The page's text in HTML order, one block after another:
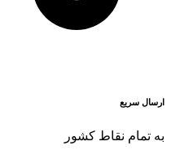
ارسال سریع
به تمام نقاط کشور